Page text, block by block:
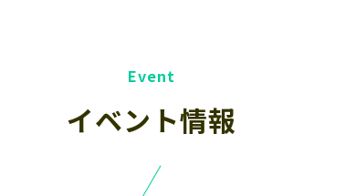
イベント情報